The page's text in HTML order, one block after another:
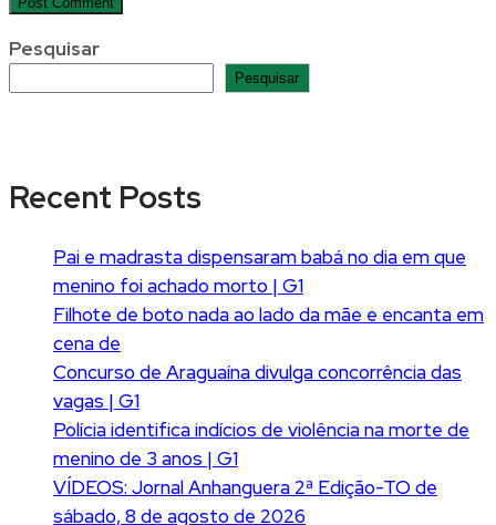
Pesquisar
Pesquisar
Recent Posts
Pai e madrasta dispensaram babá no dia em que
menino foi achado morto | G1
Filhote de boto nada ao lado da mãe e encanta em
cena de
Concurso de Araguaína divulga concorrência das
vagas | G1
Polícia identifica indícios de violência na morte de
menino de 3 anos | G1
VÍDEOS: Jornal Anhanguera 2ª Edição-TO de
sábado, 8 de agosto de 2026